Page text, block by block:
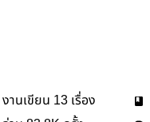
งานเขียน 13 เรื่อง